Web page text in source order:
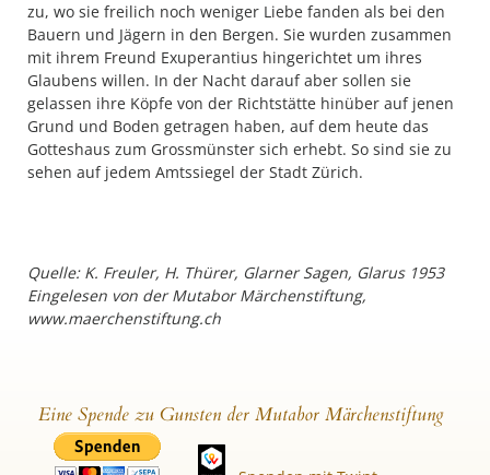
zu, wo sie freilich noch weniger Liebe fanden als bei den
Bauern und Jägern in den Bergen. Sie wurden zusammen
mit ihrem Freund Exuperantius hingerichtet um ihres
Glaubens willen. In der Nacht darauf aber sollen sie
gelassen ihre Köpfe von der Richtstätte hinüber auf jenen
Grund und Boden getragen haben, auf dem heute das
Gotteshaus zum Grossmünster sich erhebt. So sind sie zu
sehen auf jedem Amtssiegel der Stadt Zürich.
Quelle: K. Freuler, H. Thürer, Glarner Sagen, Glarus 1953
Eingelesen von der Mutabor Märchenstiftung,
www.maerchenstiftung.ch
Eine Spende zu Gunsten der Mutabor Märchenstiftung